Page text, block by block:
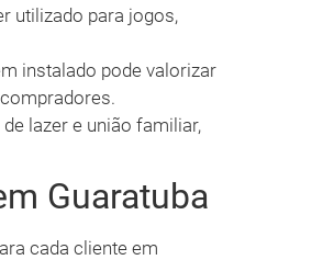
utilizado para jogos,
instalado pode valorizar
lazer e união familiar,
Guaratuba
cada cliente em